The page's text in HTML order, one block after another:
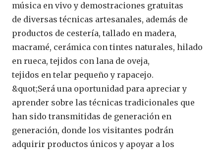
música en vivo y demostraciones gratuitas
de diversas técnicas artesanales, además de
productos de cestería, tallado en madera,
macramé, cerámica con tintes naturales, hilado
en rueca, tejidos con lana de oveja,
tejidos en telar pequeño y rapacejo.
&quot;Será una oportunidad para apreciar y
aprender sobre las técnicas tradicionales que
han sido transmitidas de generación en
generación, donde los visitantes podrán
adquirir productos únicos y apoyar a los